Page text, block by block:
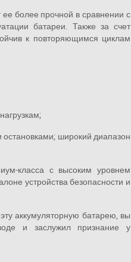
ее более прочной в сравнении с
батареи. Также за счет
к повторяющимся циклам
остановками; широкий диапазон
класса с высоким уровнем
устройства безопасности и
аккумуляторную батарею, вы
и заслужил признание у